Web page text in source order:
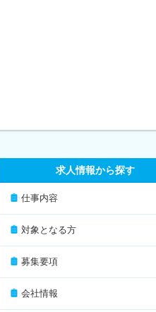
求人情報から探す
仕事内容
対象となる方
募集要項
会社情報